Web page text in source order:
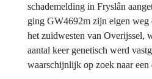
schademelding in Fryslân
ging GW4692m zijn eigen weg
het zuidwesten van Overijssel,
aantal keer genetisch werd
waarschijnlijk op zoek naar een